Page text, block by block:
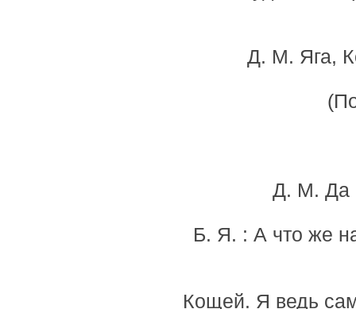
Д. М. Яга,
Д. М. Да
Б. Я. : А что же
Кощей. Я ведь